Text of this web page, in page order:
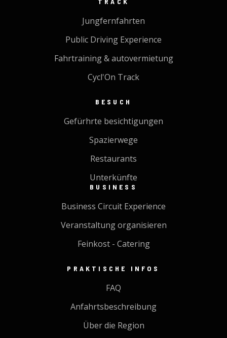
Jungfernfahrten
Public Driving Experience
Fahrtraining & autovermietung
Cycl'On Track
BESUCH
Gefürhrte besichtigungen
Spazierwege
Restaurants
Unterkünfte
BUSINESS
Business Circuit Experience
Veranstaltung organisieren
Feinkost - Catering
PRAKTISCHE INFOS
FAQ
Anfahrtsbeschreibung
Über die Region